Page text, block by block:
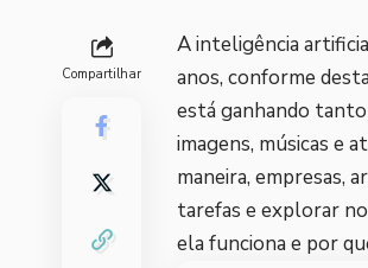
Compartilhar
A inteligência
anos, conforme
está ganhando
imagens, músicas e
maneira, empresas,
tarefas e explorar
ela funciona e por